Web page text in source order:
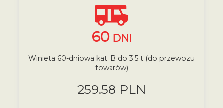
60 DNI
Winieta 60-dniowa kat. B do 3.5 t (do przewozu
towarów)
259.58 PLN